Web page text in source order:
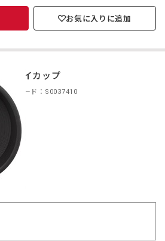
お気に入りに追加
67アイカップ
商品コード：S0037410